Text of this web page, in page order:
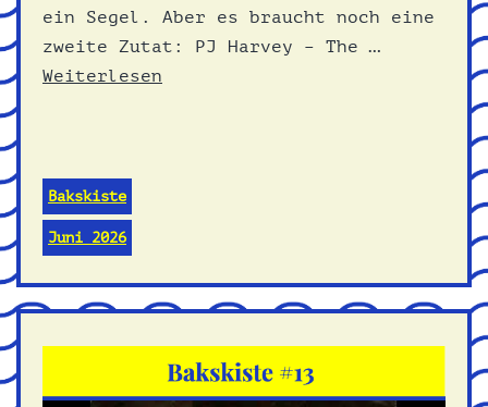
ein Segel. Aber es braucht noch eine
zweite Zutat: PJ Harvey – The …
Weiterlesen
Bakskiste
Juni 2026